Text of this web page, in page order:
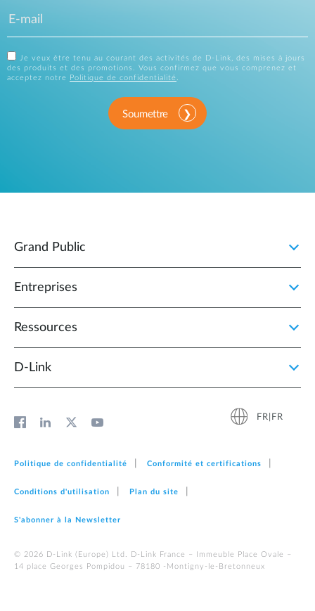
Je veux être tenu au courant des activités de D-Link, des mises à jours
des produits et des promotions. Vous confirmez que vous comprenez et
acceptez notre
Politique de confidentialité.
Soumettre
Grand Public
Entreprises
Ressources
D‑Link
FR|FR
Politique de confidentialité Conformité et certifications
Conditions d'utilisation Plan du site
S'abonner à la Newsletter
© 2026 D‑Link (Europe) Ltd. D-Link France – Immeuble Place Ovale –
14 place Georges Pompidou – 78180 -Montigny-le-Bretonneux